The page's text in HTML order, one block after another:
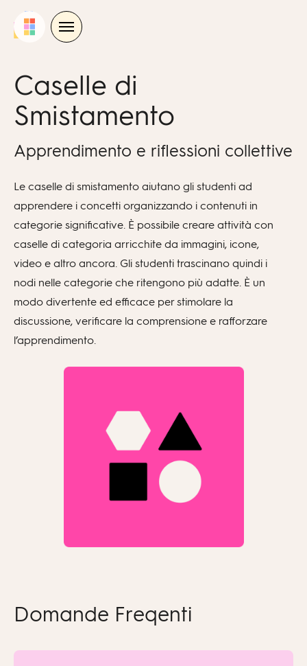
Caselle di
Smistamento
Apprendimento e riflessioni collettive
Le caselle di smistamento aiutano gli studenti ad
apprendere i concetti organizzando i contenuti in
categorie significative. È possibile creare attività con
caselle di categoria arricchite da immagini, icone,
video e altro ancora. Gli studenti trascinano quindi i
nodi nelle categorie che ritengono più adatte. È un
modo divertente ed efficace per stimolare la
discussione, verificare la comprensione e rafforzare
l’apprendimento.
Domande Freqenti